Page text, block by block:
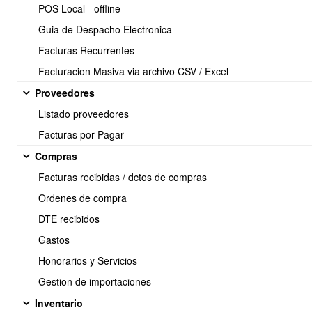
POS Local - offline
Guia de Despacho Electronica
Facturas Recurrentes
Facturacion Masiva via archivo CSV / Excel
Proveedores
Listado proveedores
Facturas por Pagar
Compras
Facturas recibidas / dctos de compras
Ordenes de compra
DTE recibidos
Gastos
Honorarios y Servicios
Gestion de importaciones
Inventario
Tel.: (+56) 225 88 44 99 Opc. 2
E-mail: soporte@obuma.cl
Av. Manuel Montt 037 Of. 404